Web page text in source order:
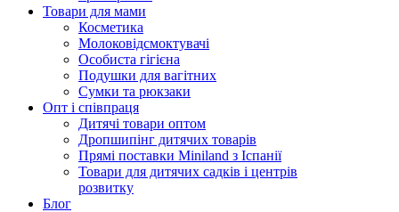
Товари для мами
Косметика
Молоковідсмоктувачі
Особиста гігієна
Подушки для вагітних
Сумки та рюкзаки
Опт і співпраця
Дитячі товари оптом
Дропшипінг дитячих товарів
Прямі поставки Miniland з Іспанії
Товари для дитячих садків і центрів
розвитку
Блог